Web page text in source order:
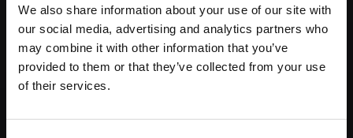
We also share information about your use of our site with
our social media, advertising and analytics partners who
may combine it with other information that you’ve
provided to them or that they’ve collected from your use
of their services.
Scott King, King Vehicle Damage Repair Reino
Unido